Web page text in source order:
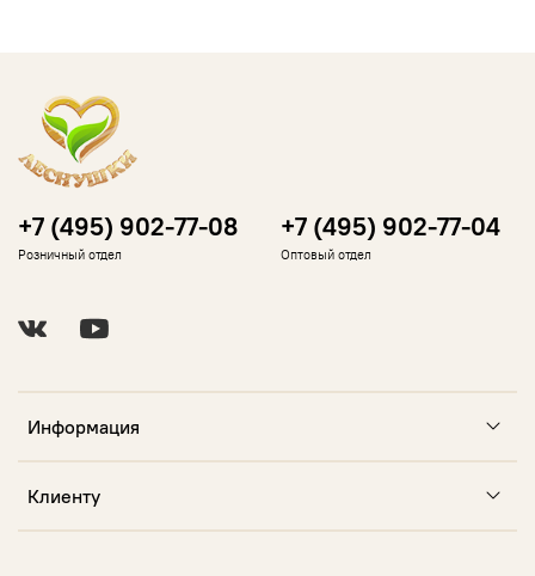
Информация
Клиенту
+7 (495) 902-77-08
Розничный отдел
+7 (495) 902-77-04
Оптовый отдел